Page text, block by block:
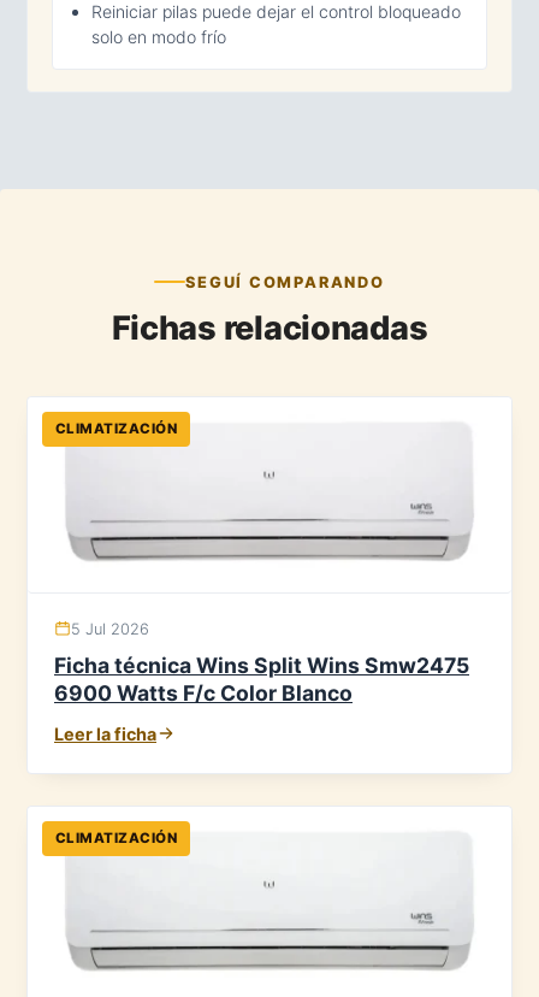
Reiniciar pilas puede dejar el control bloqueado
solo en modo frío
SEGUÍ COMPARANDO
Fichas relacionadas
CLIMATIZACIÓN
5 Jul 2026
Ficha técnica Wins Split Wins Smw2475
6900 Watts F/c Color Blanco
Leer la ficha
CLIMATIZACIÓN